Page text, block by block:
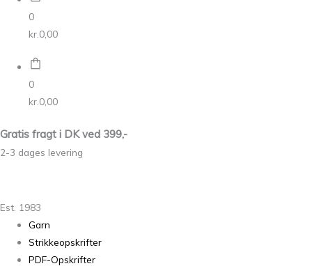
0
kr. 0,00
0
kr. 0,00
Gratis fragt i DK ved 399,-
2-3 dages levering
Est. 1983
Garn
Strikkeopskrifter
PDF-Opskrifter